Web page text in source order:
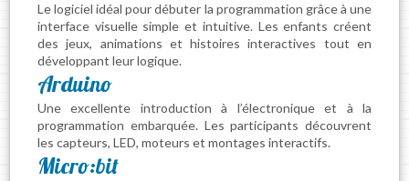
Le logiciel idéal pour débuter la programmation grâce à une
interface visuelle simple et intuitive. Les enfants créent
des jeux, animations et histoires interactives tout en
développant leur logique.
Arduino
Une excellente introduction à l’électronique et à la
programmation embarquée. Les participants découvrent
les capteurs, LED, moteurs et montages interactifs.
Micro:bit